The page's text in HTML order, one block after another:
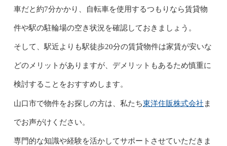
車だと約7分かかり、自転車を使用するつもりなら賃貸物
件や駅の駐輪場の空き状況を確認しておきましょう。
そして、駅近よりも駅徒歩20分の賃貸物件は家賃が安いな
どのメリットがありますが、デメリットもあるため慎重に
検討することをおすすめします。
山口市で物件をお探しの方は、私たち東洋住販株式会社 ま
でお声がけください。
専門的な知識や経験を活かしてサポートさせていただきま